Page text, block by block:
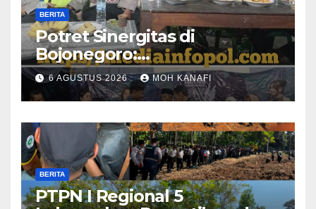
BERITA
​Potret Sinergitas di
Bojonegoro:
Bhabinkamtibmas dan
Babinsa Hadir Lecehkan
Sekat, Amankan Pesta
Warga
6 AGUSTUS 2026 MOH KANAFI
BERITA
PTPN I Regional 5